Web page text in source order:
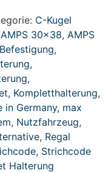
C-Kugel
AMPS 30x38, AMPS
Befestigung,
,
,
, Kompletthalterung,
in Germany, max
, Nutzfahrzeug,
, Regal
, Strichcode
Halterung